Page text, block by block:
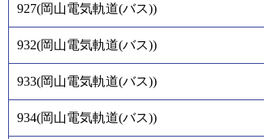
927(岡山電気軌道(バス))
932(岡山電気軌道(バス))
933(岡山電気軌道(バス))
934(岡山電気軌道(バス))